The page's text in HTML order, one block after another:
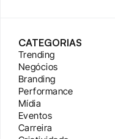
CATEGORIAS
Trending
Negócios
Branding
Performance
Mídia
Eventos
Carreira